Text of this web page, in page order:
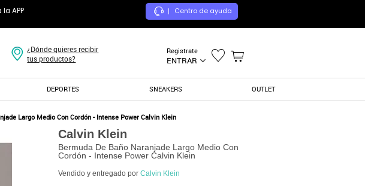
APP | Centro de ayuda
Registrate
ENTRAR
¿Dónde quieres recibir
tus productos?
DEPORTES SNEAKERS OUTLET
Largo Medio Con Cordón - Intense Power Calvin Klein
Calvin Klein
Bermuda De Baño Naranjade Largo Medio Con
Cordón - Intense Power Calvin Klein
Vendido y entregado por Calvin Klein